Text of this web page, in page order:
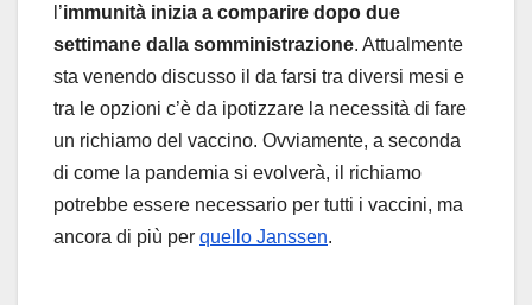
l’immunità inizia a comparire dopo due
settimane dalla somministrazione. Attualmente
sta venendo discusso il da farsi tra diversi mesi e
tra le opzioni c’è da ipotizzare la necessità di fare
un richiamo del vaccino. Ovviamente, a seconda
di come la pandemia si evolverà, il richiamo
potrebbe essere necessario per tutti i vaccini, ma
ancora di più per quello Janssen.